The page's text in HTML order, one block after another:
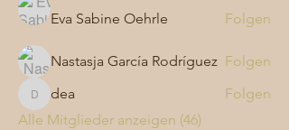
Eva Sabine Oehrle Folgen
Nastasja García Rodríguez Folgen
deadea
Folgen
Alle Mitglieder anzeigen (46)